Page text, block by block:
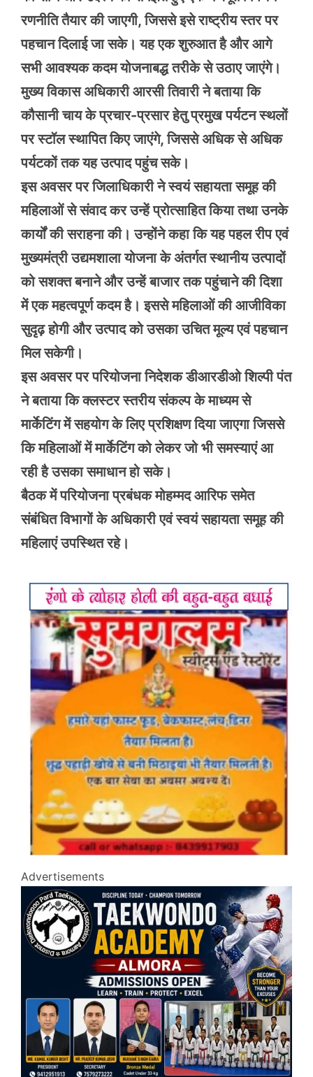
रणनीति तैयार की जाएगी, जिससे इसे राष्ट्रीय स्तर पर
पहचान दिलाई जा सके। यह एक शुरुआत है और आगे
सभी आवश्यक कदम योजनाबद्ध तरीके से उठाए जाएंगे।
मुख्य विकास अधिकारी आरसी तिवारी ने बताया कि
कौसानी चाय के प्रचार-प्रसार हेतु प्रमुख पर्यटन स्थलों
पर स्टॉल स्थापित किए जाएंगे, जिससे अधिक से अधिक
पर्यटकों तक यह उत्पाद पहुंच सके।
इस अवसर पर जिलाधिकारी ने स्वयं सहायता समूह की
महिलाओं से संवाद कर उन्हें प्रोत्साहित किया तथा उनके
कार्यों की सराहना की। उन्होंने कहा कि यह पहल रीप एवं
मुख्यमंत्री उद्यमशाला योजना के अंतर्गत स्थानीय उत्पादों
को सशक्त बनाने और उन्हें बाजार तक पहुंचाने की दिशा
में एक महत्वपूर्ण कदम है। इससे महिलाओं की आजीविका
सुदृढ़ होगी और उत्पाद को उसका उचित मूल्य एवं पहचान
मिल सकेगी।
इस अवसर पर परियोजना निदेशक डीआरडीओ शिल्पी पंत
ने बताया कि क्लस्टर स्तरीय संकल्प के माध्यम से
मार्केटिंग में सहयोग के लिए प्रशिक्षण दिया जाएगा जिससे
कि महिलाओं में मार्केटिंग को लेकर जो भी समस्याएं आ
रही है उसका समाधान हो सके।
बैठक में परियोजना प्रबंधक मोहम्मद आरिफ समेत
संबंधित विभागों के अधिकारी एवं स्वयं सहायता समूह की
महिलाएं उपस्थित रहे।
Advertisements